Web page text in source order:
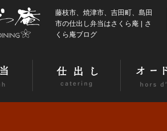
藤枝市、焼津市、吉田町、島田
市の仕出し弁当はさくら庵 | さ
くら庵ブログ